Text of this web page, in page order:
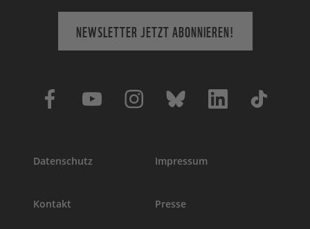
NEWSLETTER JETZT ABONNIEREN!
Datenschutz Impressum
Kontakt Presse